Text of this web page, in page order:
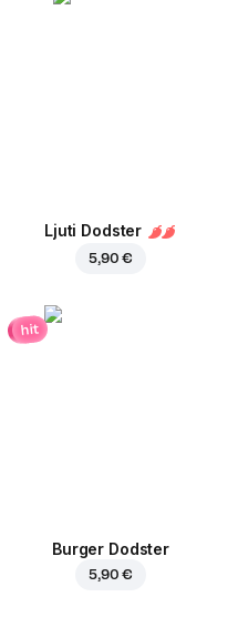
Ljuti Dodster
5,90 €
hit
Burger Dodster
5,90 €